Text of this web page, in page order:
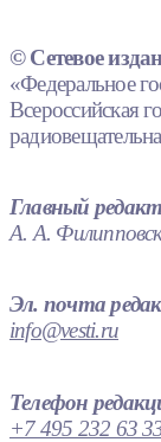
© Сетевое
«Федеральное
Всероссийская
Главный
А. А.
Эл. почта
info@vesti.ru
Телефон
+7 495 232 63